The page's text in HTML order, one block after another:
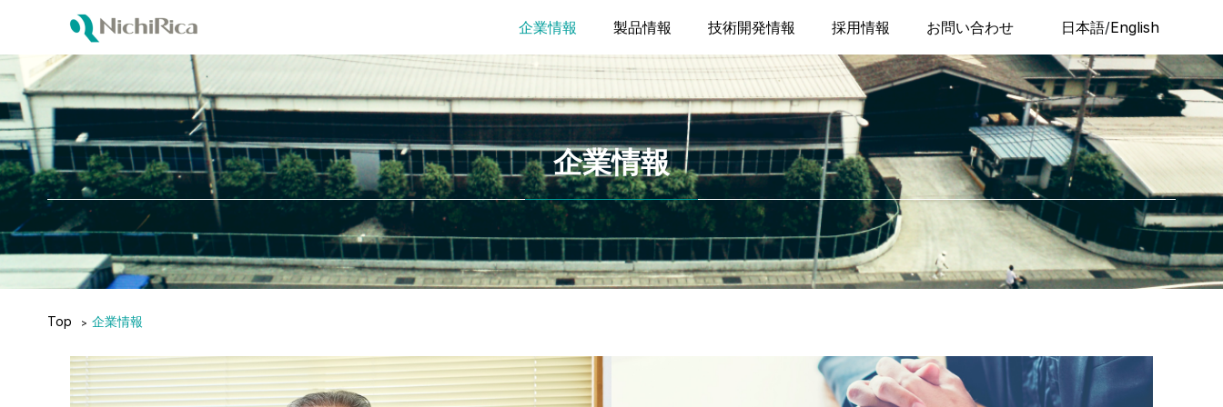
企業情報 製品情報 技術開発情報 採用情報 お問い合わせ 日本語/English
企業情報
Top 企業情報